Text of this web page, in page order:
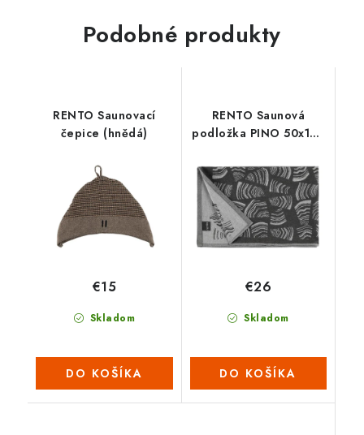
Podobné produkty
RENTO Saunovací
čepice (hnědá)
Skladom
€15
DO KOŠÍKA
RENTO Saunová
podložka PINO 50x150
Skladom
€26
DO KOŠÍKA